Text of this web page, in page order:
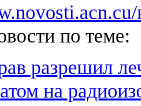
по теме:
разрешил
на